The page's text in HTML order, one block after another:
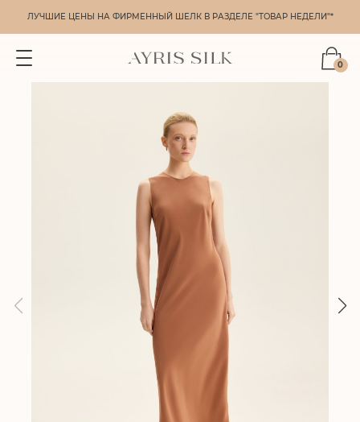
ЛУЧШИЕ ЦЕНЫ НА ФИРМЕННЫЙ ШЕЛК В РАЗДЕЛЕ "ТОВАР НЕДЕЛИ"*
0